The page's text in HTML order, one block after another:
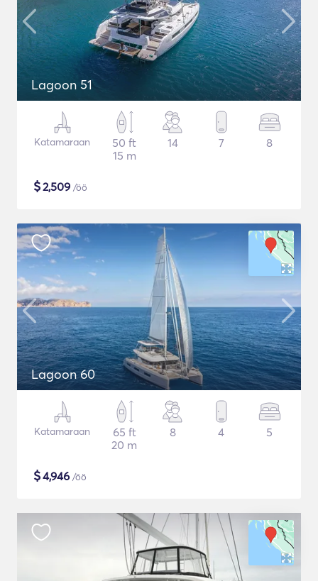
Lagoon 51
Katamaraan
50 ft
15 m
14 7 8
$2,509 /öö
Lagoon 60
Katamaraan
65 ft
20 m
8 4 5
$4,946 /öö